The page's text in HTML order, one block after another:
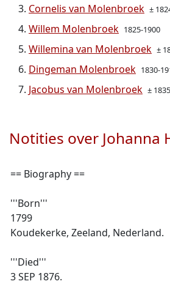
Cornelis van Molenbroek ±
Willem Molenbroek 1825-1900
Willemina van Molenbroek ±
Dingeman Molenbroek 1830-
Jacobus van Molenbroek ±
Notities over Johanna
== Biography ==
'''Born'''
1799
Koudekerke, Zeeland, Nederland.
'''Died'''
3 SEP 1876.